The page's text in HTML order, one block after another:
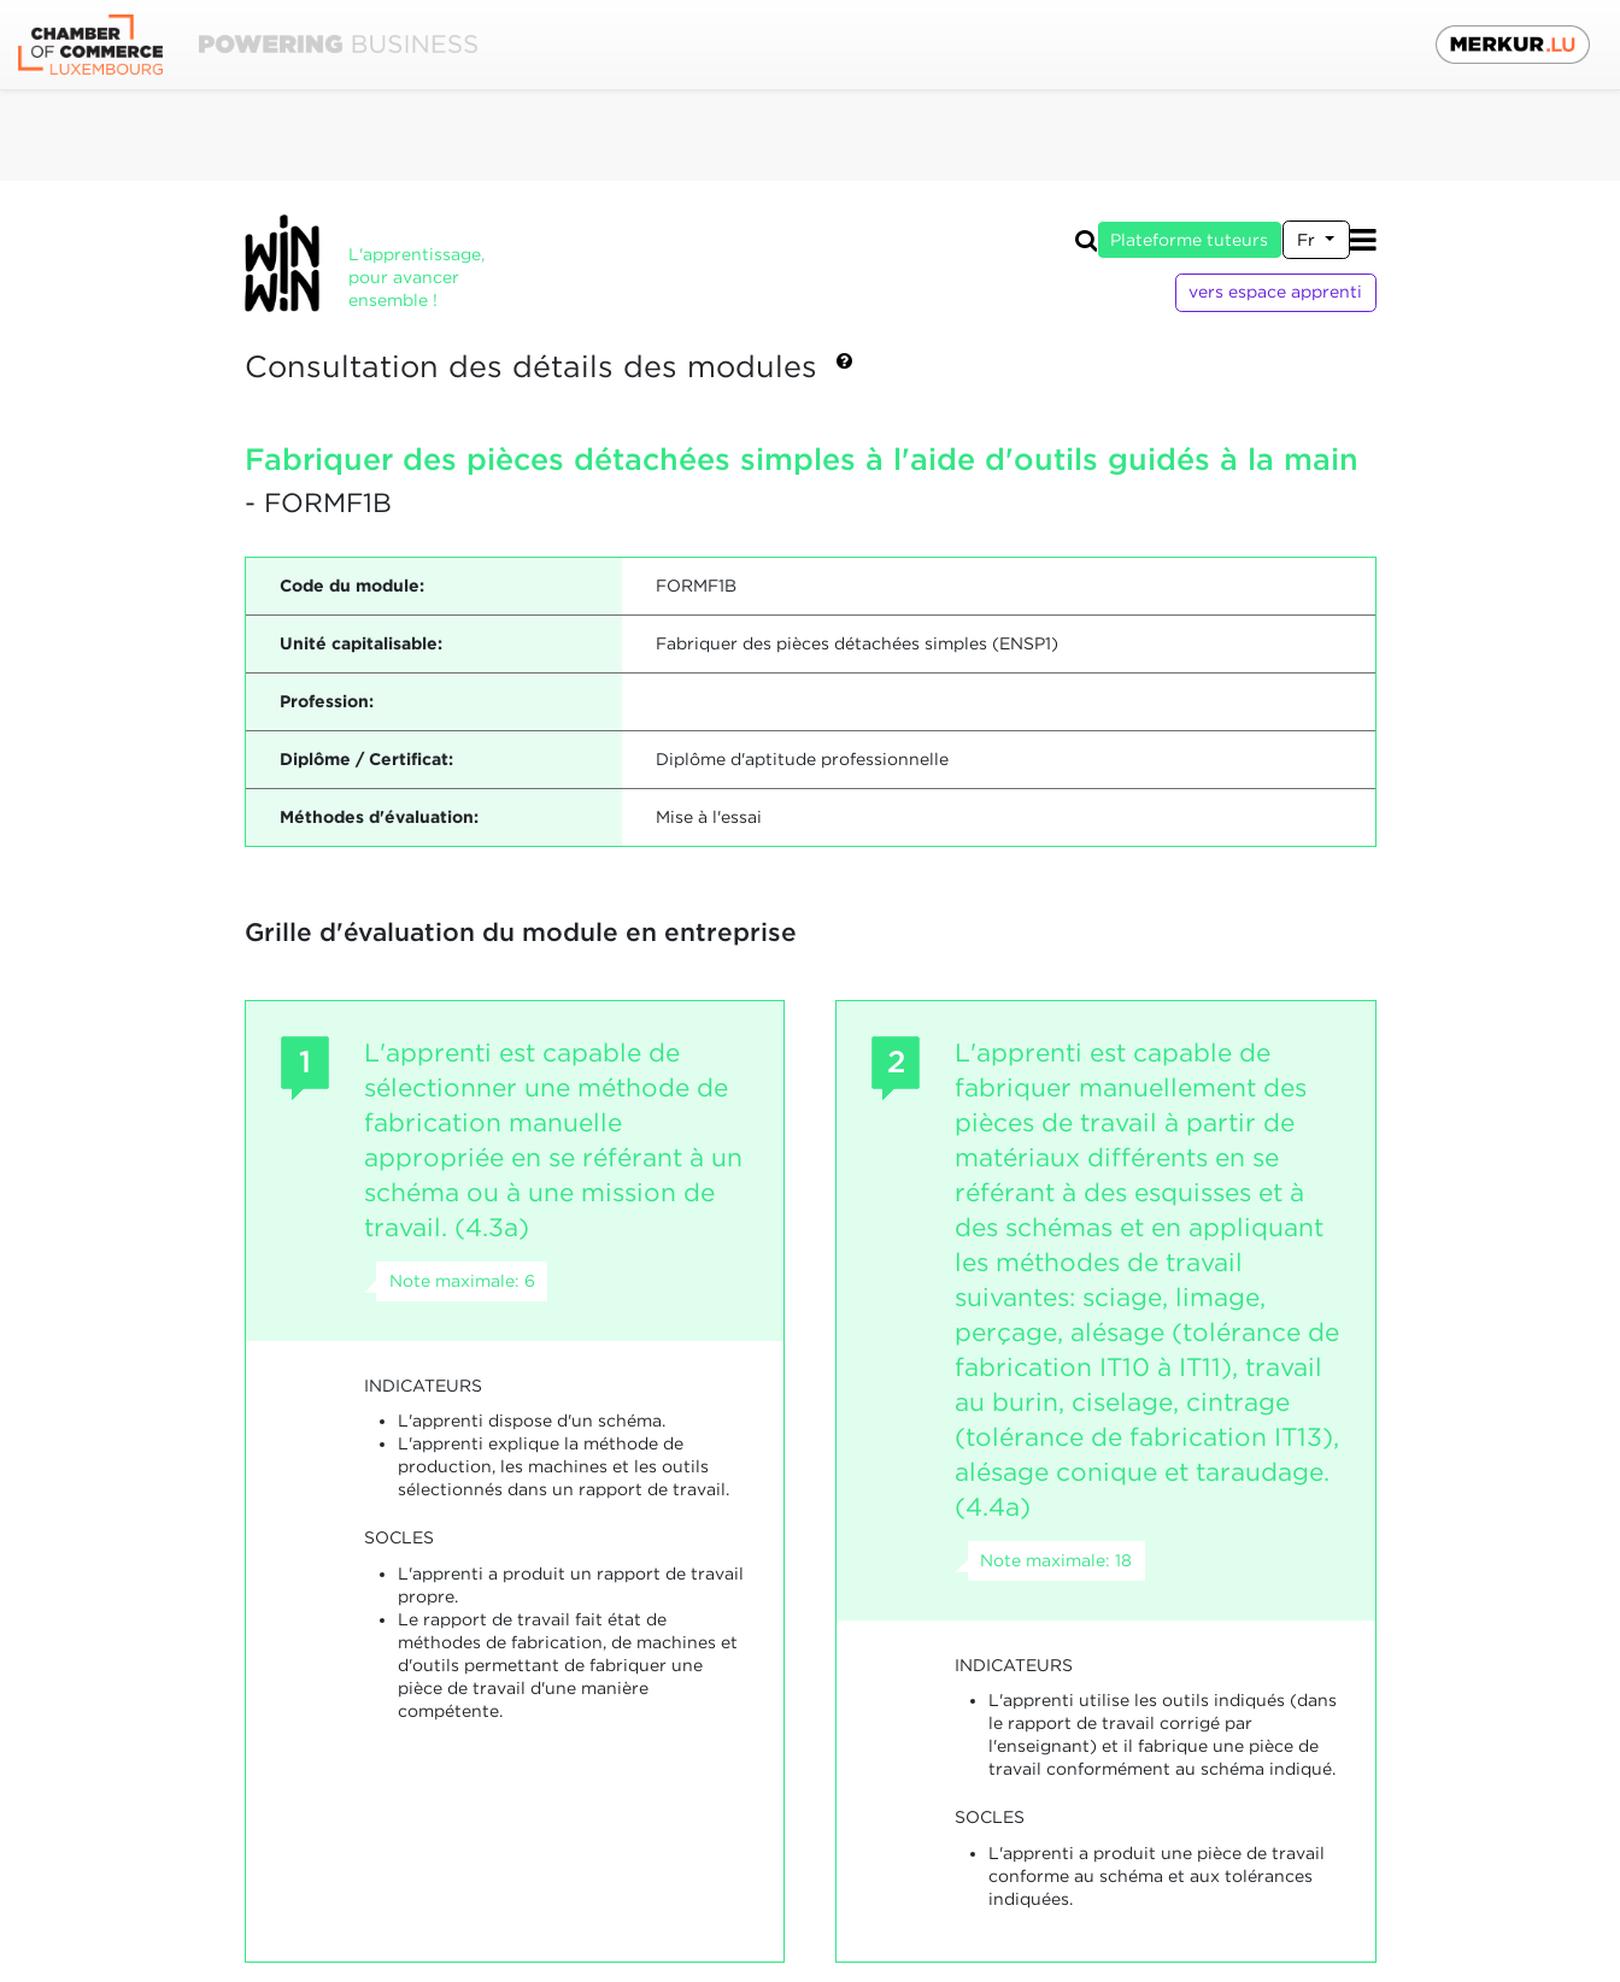
L'apprentissage,
pour avancer
ensemble !
Plateforme tuteurs Fr
vers espace apprenti
Consultation des détails des modules
Fabriquer des pièces détachées simples à l'aide d'outils guidés à la main
- FORMF1B
Code du module: FORMF1B
Unité capitalisable: Fabriquer des pièces détachées simples (ENSP1)
Profession:
Diplôme / Certificat: Diplôme d'aptitude professionnelle
Méthodes d'évaluation: Mise à l'essai
Grille d'évaluation du module en entreprise
1
L'apprenti est capable de
sélectionner une méthode de
fabrication manuelle
appropriée en se référant à un
schéma ou à une mission de
travail. (4.3a)
Note maximale: 6
INDICATEURS
L'apprenti dispose d'un schéma.
L'apprenti explique la méthode de
production, les machines et les outils
sélectionnés dans un rapport de travail.
SOCLES
L'apprenti a produit un rapport de travail
propre.
Le rapport de travail fait état de
méthodes de fabrication, de machines et
d'outils permettant de fabriquer une
pièce de travail d'une manière
compétente.
2
L'apprenti est capable de
fabriquer manuellement des
pièces de travail à partir de
matériaux différents en se
référant à des esquisses et à
des schémas et en appliquant
les méthodes de travail
suivantes: sciage, limage,
perçage, alésage (tolérance de
fabrication IT10 à IT11), travail
au burin, ciselage, cintrage
(tolérance de fabrication IT13),
alésage conique et taraudage.
(4.4a)
Note maximale: 18
INDICATEURS
L'apprenti utilise les outils indiqués (dans
le rapport de travail corrigé par
l'enseignant) et il fabrique une pièce de
travail conformément au schéma indiqué.
SOCLES
L'apprenti a produit une pièce de travail
conforme au schéma et aux tolérances
indiquées.